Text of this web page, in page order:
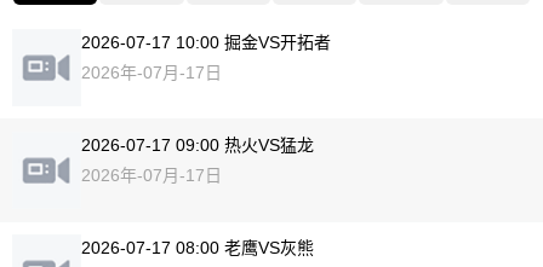
2026-07-17 10:00 掘金VS开拓者
2026年-07月-17日
2026-07-17 09:00 热火VS猛龙
2026年-07月-17日
2026-07-17 08:00 老鹰VS灰熊